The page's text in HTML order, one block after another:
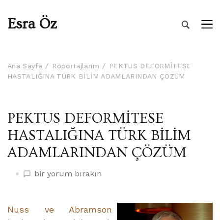
Esra Öz
Ana Sayfa Röportajlarım
PEKTUS DEFORMİTESE
HASTALIĞINA TÜRK BİLİM ADAMLARINDAN ÇÖZÜM
PEKTUS DEFORMİTESE
HASTALIĞINA TÜRK BİLİM
ADAMLARINDAN ÇÖZÜM
PEKTUS
TÜRK
bir yorum bırakın
Nuss ve Abramson